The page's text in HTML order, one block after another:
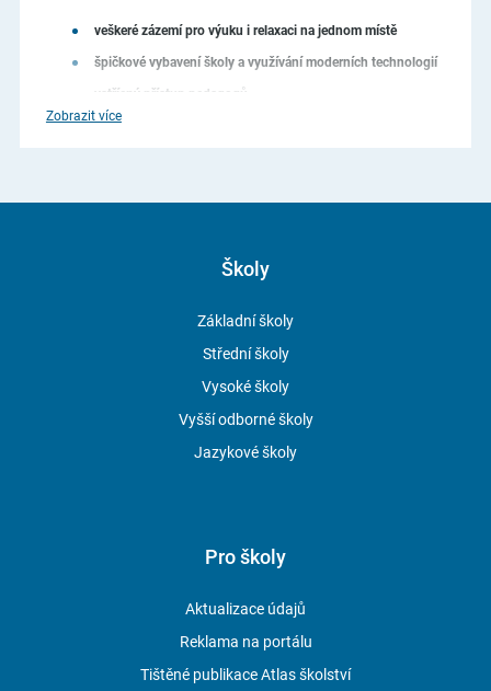
veškeré zázemí pro výuku i relaxaci na jednom místě
špičkové vybavení školy a využívání moderních technologií
vstřícný přístup pedagogů
vzájemnou prostupnost nabízených oborů
STUDIJNÍ OBORY
nebo Architektura a design interiérů)
– vysoká úroveň výuky CAD systémů (ARCHICAD
nebo REVIT) a rozpočtování (CALLIDA nebo BUILDpower S), základy
36-45-M/01 Technická zařízení a energetická náročnost
vytápění, experimentální pracoviště obnovitelných zdrojů energie,
energetické štítky budov, klimatizace, nízkoenergetické stavby,
Zobrazit více
Školy
Základní školy
Střední školy
Vysoké školy
Vyšší odborné školy
Jazykové školy
Pro školy
Aktualizace údajů
Reklama na portálu
Tištěné publikace Atlas školství